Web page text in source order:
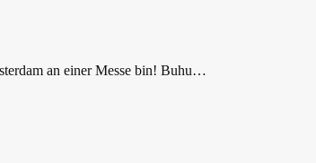
an einer Messe bin! Buhu…